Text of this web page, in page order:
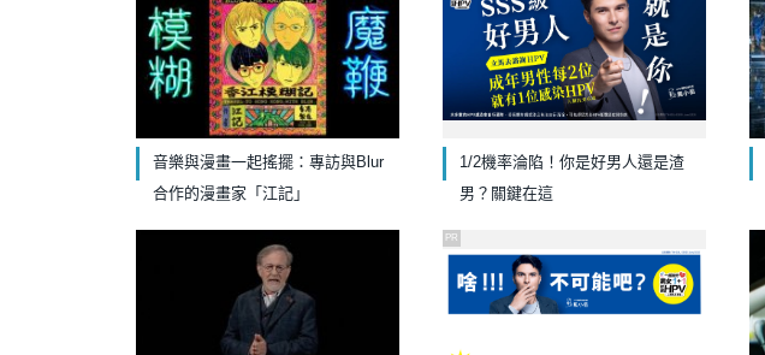
音樂與漫畫一起搖擺：專訪與Blur
合作的漫畫家「江記」
1/2機率淪陷！你是好男人還是渣
男？關鍵在這
PR